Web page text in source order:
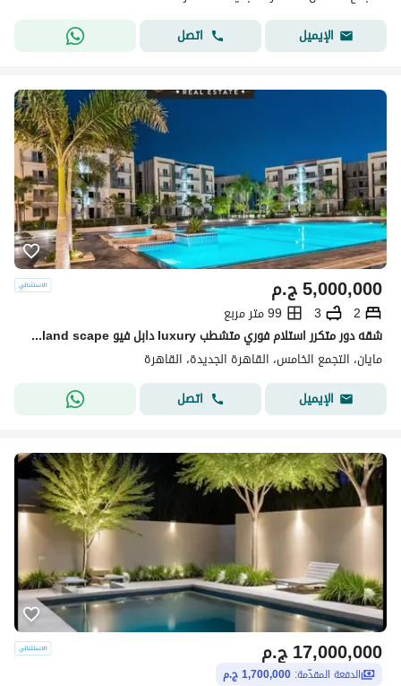
الإيميل
اتصل
ج.م5,000,000
2
3
99 متر مربع
شقه دور متكرر استلام فوري متشطب luxury دابل فيو pool+land scape تقسيمه رائعه باسهل خطط سداد بدون ضغط وتقسيط ع اطول عدد سنوات الرحاب-سوان ليك-كريك تاون
مايان، التجمع الخامس، القاهرة الجديدة، القاهرة
الإيميل
اتصل
ج.م17,000,000
الدفعة المقدّمة: 1,700,000 ج.م